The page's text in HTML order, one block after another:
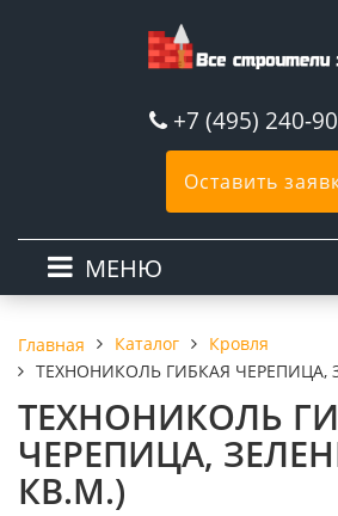
+7 (495) 240-
Оставить
МЕНЮ
Главная Каталог
Кровля
ТЕХНОНИКОЛЬ ГИБКАЯ ЧЕРЕПИЦА,
ТЕХНОНИКОЛЬ
ЧЕРЕПИЦА,
КВ.М.)